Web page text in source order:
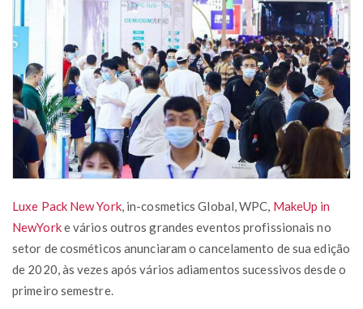
Luxe Pack New York, in-cosmetics Global, WPC, MakeUp in
NewYorke vários outros grandes eventos profissionais no
setor de cosméticos anunciaram o cancelamento de sua edição
de 2020, às vezes após vários adiamentos sucessivos desde o
primeiro semestre.